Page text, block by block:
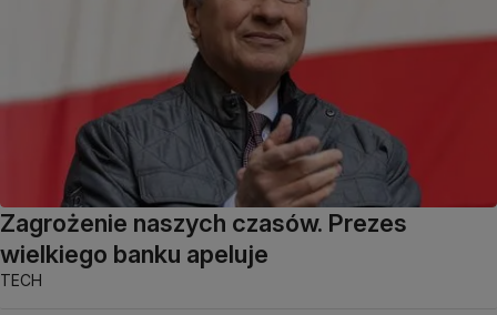
Zagrożenie naszych czasów. Prezes
wielkiego banku apeluje
TECH